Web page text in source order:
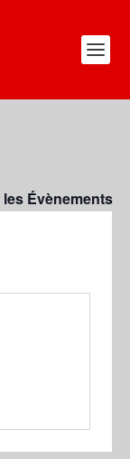
les Évènements